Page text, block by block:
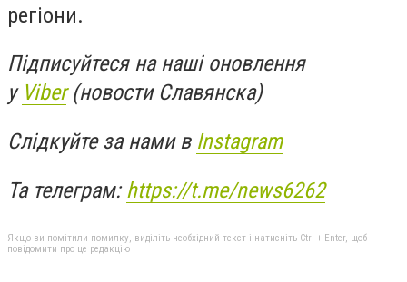
регіони.
Підписуйтеся на наші оновлення
у Viber(новости Славянска)
Слідкуйте за нами в Instagram
Та телеграм: https://t.me/news6262
Якщо ви помітили помилку, виділіть необхідний текст і натисніть Ctrl + Enter, щоб
повідомити про це редакцію